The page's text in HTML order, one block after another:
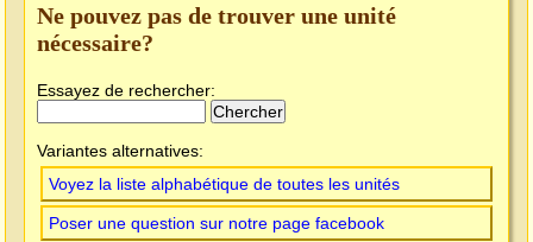
Ne pouvez pas de trouver une unité
nécessaire?
Essayez de rechercher:
Variantes alternatives:
Voyez la liste alphabétique de toutes les unités
Poser une question sur notre page facebook